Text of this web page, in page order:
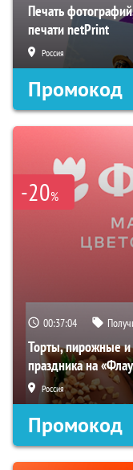
Печать
печати netPrint
Россия
Промокод
-20%
00:37:04
Торты, пирожные и
праздника на
Россия
Промокод